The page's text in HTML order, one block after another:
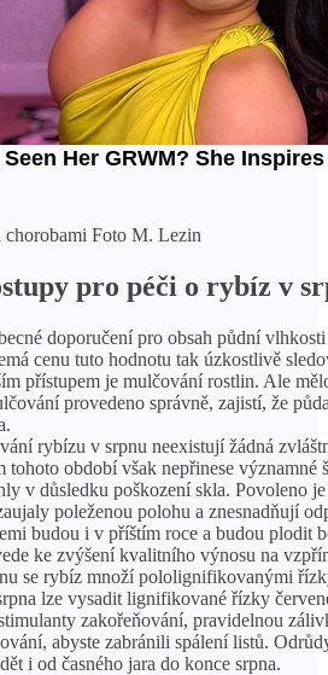
chorobami Foto M. Lezin
pro péči o rybíz v
doporučení pro obsah půdní
cenu tuto hodnotu tak úzkostlivě
přístupem je mulčování rostlin. Ale
provedeno správně, zajistí, že
rybízu v srpnu neexistují žádná
tohoto období však nepřinese
v důsledku poškození skla. Povoleno
poleženou polohu a znesnadňují
budou i v příštím roce a budou plodit
ke zvýšení kvalitního výnosu na
se rybíz množí pololignifikovanými
lze vysadit lignifikované řízky
zakořeňování, pravidelnou
abyste zabránili spálení listů.
i od časného jara do konce srpna.